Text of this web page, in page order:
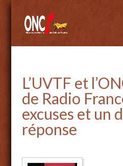
L’UVTF et
de Radio
excuses et un
réponse